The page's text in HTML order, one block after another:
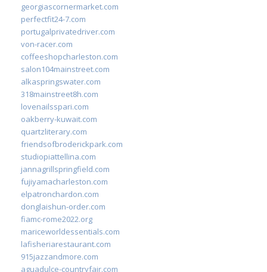
georgiascornermarket.com
perfectfit24-7.com
portugalprivatedriver.com
von-racer.com
coffeeshopcharleston.com
salon104mainstreet.com
alkaspringswater.com
318mainstreet8h.com
lovenailsspari.com
oakberry-kuwait.com
quartzliterary.com
friendsofbroderickpark.com
studiopiattellina.com
jannagrillspringfield.com
fujiyamacharleston.com
elpatronchardon.com
donglaishun-order.com
fiamc-rome2022.org
mariceworldessentials.com
lafisheriarestaurant.com
915jazzandmore.com
aguadulce-countryfair.com